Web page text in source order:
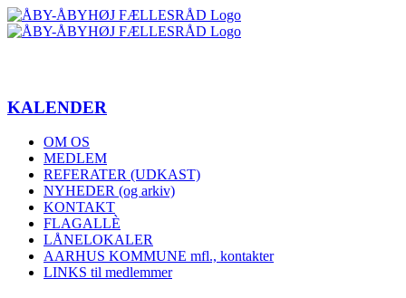
Skip
to
KALENDER
OM OS
MEDLEM
REFERATER (UDKAST)
NYHEDER (og arkiv)
KONTAKT
FLAGALLÈ
LÅNELOKALER
AARHUS KOMMUNE mfl., kontakter
LINKS til medlemmer